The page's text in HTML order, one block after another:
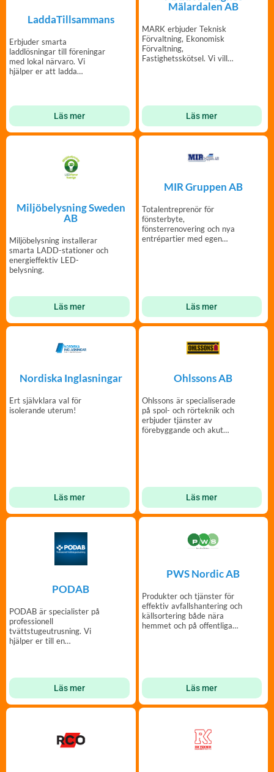
LaddaTillsammans
Erbjuder smarta
laddlösningar till föreningar
med lokal närvaro. Vi
hjälper er att ladda
Läs mer
Mälardalen AB
MARK erbjuder Teknisk
Förvaltning, Ekonomisk
Förvaltning,
Fastighetsskötsel. Vi vill
Läs mer
Miljöbelysning Sweden
AB
Miljöbelysning installerar
smarta LADD-stationer och
energieffektiv LED-
belysning.
Läs mer
MIR Gruppen AB
Totalentreprenör för
fönsterbyte,
fönsterrenovering och nya
entrépartier med egen
Läs mer
Nordiska Inglasningar
Ert självklara val för
isolerande uterum!
Läs mer
Ohlssons AB
Ohlssons är specialiserade
på spol- och rörteknik och
erbjuder tjänster av
förebyggande och akut
Läs mer
PODAB
PODAB är specialister på
professionell
tvättstugeutrusning. Vi
hjälper er till en
Läs mer
PWS Nordic AB
Produkter och tjänster för
effektiv avfallshantering och
källsortering både nära
hemmet och på offentliga
Läs mer